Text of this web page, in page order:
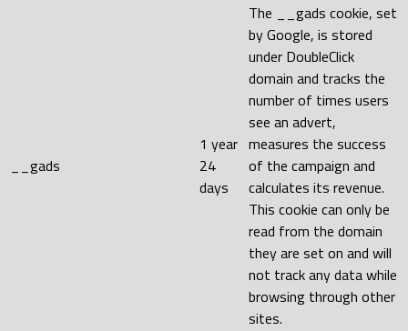
__gads
1 year
24
days
The __gads cookie, set
by Google, is stored
under DoubleClick
domain and tracks the
number of times users
see an advert,
measures the success
of the campaign and
calculates its revenue.
This cookie can only be
read from the domain
they are set on and will
not track any data while
browsing through other
sites.